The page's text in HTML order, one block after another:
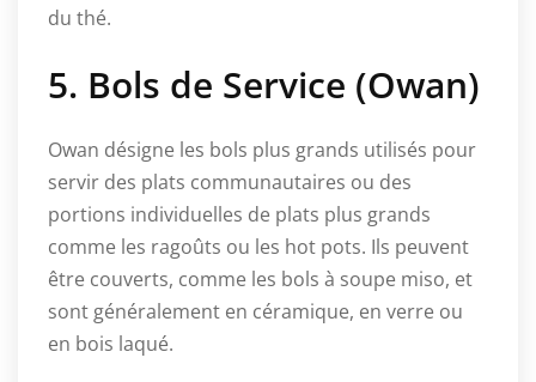
du thé.
5. Bols de Service (Owan)
Owan désigne les bols plus grands utilisés pour
servir des plats communautaires ou des
portions individuelles de plats plus grands
comme les ragoûts ou les hot pots. Ils peuvent
être couverts, comme les bols à soupe miso, et
sont généralement en céramique, en verre ou
en bois laqué.